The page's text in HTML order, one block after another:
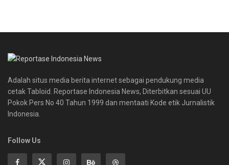
Adalah situs media berita internet sebagai pendukung media
cetak Tabloid. Reportase Indonesia News, Diterbitkan sesuai UU
Pokok Pers No 40 Tahun 1999 dan mentaati Kode etik Jurnalistik
Indonesia.
Follow Us